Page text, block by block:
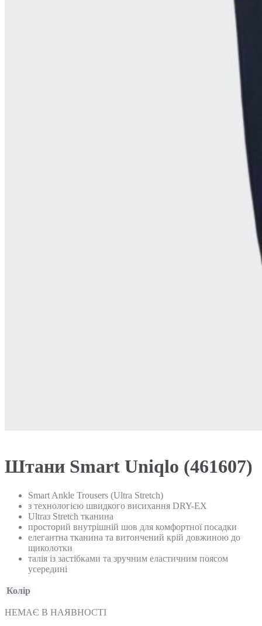
Штани Smart Uniqlo (461607)
Smart Ankle Trousers (Ultra Stretch)
з технологією швидкого висихання DRY-EX
Ultraз Stretch тканина
просторий внутрішній шов для комфортної посадки
елегантна тканина та витончений крій довжиною до
щиколотки
талія із застібками та зручним еластичним поясом
усередині
Колір
НЕМАЄ В НАЯВНОСТІ